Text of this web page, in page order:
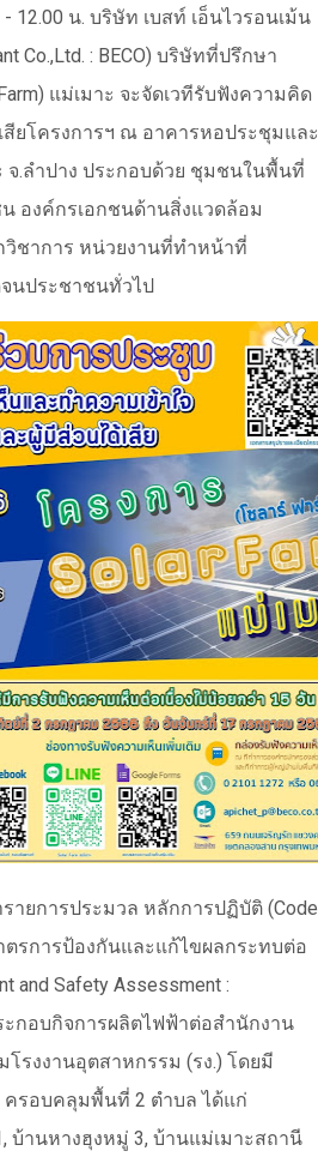
- 12.00 น. บริษัท เบสท์ เอ็นไวรอนเม้น
Co.,Ltd. : BECO) บริษัทที่ปรึกษา
แม่เมาะ จะจัดเวทีรับฟังความคิด
ยโครงการฯ ณ อาคารหอประชุมและ
จ.ลำปาง ประกอบด้วย ชุมชนในพื้นที่
องค์กรเอกชนด้านสิ่งแวดล้อม
ชาการ หน่วยงานที่ทำหน้าที่
นประชาชนทั่วไป
ายการประมวล หลักการปฏิบัติ (Code
ตรการป้องกันและแก้ไขผลกระทบต่อ
and Safety Assessment :
กอบกิจการผลิตไฟฟ้าต่อสำนักงาน
รงงานอุตสาหกรรม (รง.) โดยมี
ครอบคลุมพื้นที่ 2 ตำบล ได้แก่
, บ้านหางฮุงหมู่ 3, บ้านแม่เมาะสถานี